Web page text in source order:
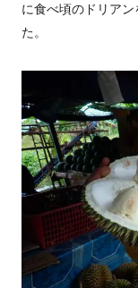
に食べ頃のドリア
た。